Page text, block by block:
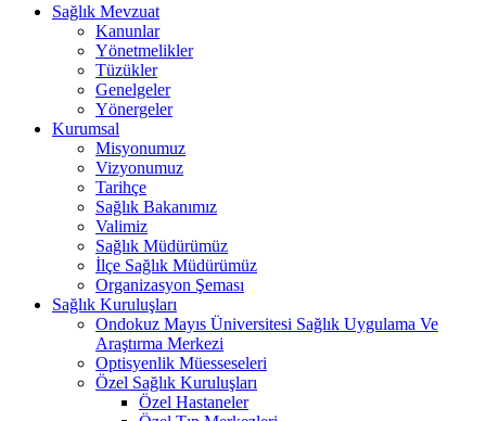
Sağlık Mevzuat
Kanunlar
Yönetmelikler
Tüzükler
Genelgeler
Yönergeler
Kurumsal
Misyonumuz
Vizyonumuz
Tarihçe
Sağlık Bakanımız
Valimiz
Sağlık Müdürümüz
İlçe Sağlık Müdürümüz
Organizasyon Şeması
Sağlık Kuruluşları
Ondokuz Mayıs Üniversitesi Sağlık Uygulama Ve
Araştırma Merkezi
Optisyenlik Müesseseleri
Özel Sağlık Kuruluşları
Özel Hastaneler